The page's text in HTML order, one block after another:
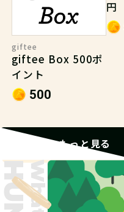
giftee
giftee Box 500ポ
イント
500
円
もっと見る